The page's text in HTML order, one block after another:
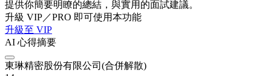
提供你簡要明瞭的總結，與實用的面試建議。
升級 VIP／PRO 即可使用本功能
升級至 VIP
AI 心得摘要
東琳精密股份有限公司(合併解散)